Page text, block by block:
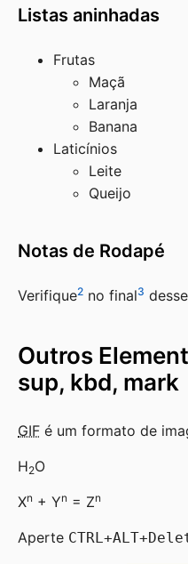
Listas aninhadas
Frutas
Maçã
Laranja
Banana
Laticínios
Leite
Queijo
Notas de Rodapé
Verifique2 no final3
Outros
sup, kbd, mark
GIF é um formato de
H2O
Xn + Yn = Zn
Aperte CTRL+ALT+